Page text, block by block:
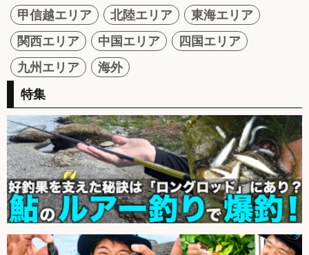
甲信越エリア
北陸エリア
東海エリア
関西エリア
中国エリア
四国エリア
九州エリア
海外
特集